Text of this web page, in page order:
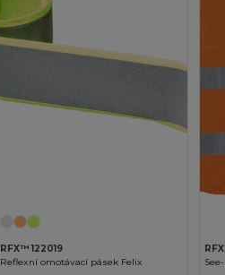
RFX™ 122019
Reflexní omotávací pásek Felix